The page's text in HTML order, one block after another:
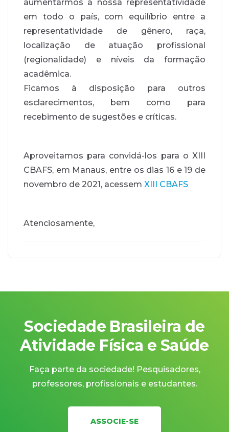
aumentarmos a nossa representatividade
em todo o país, com equilíbrio entre a
representatividade de gênero, raça,
localização de atuação profissional
(regionalidade) e níveis da formação
acadêmica.
Ficamos à disposição para outros
esclarecimentos, bem como para
recebimento de sugestões e críticas.
Aproveitamos para convidá-los para o XIII
CBAFS, em Manaus, entre os dias 16 e 19 de
novembro de 2021, acessem XIII CBAFS
Atenciosamente,
Sociedade Brasileira de
Atividade Física e Saúde
Faça parte da sociedade! Pesquisadores,
professores, profissionais e estudantes.
ASSOCIE-SE